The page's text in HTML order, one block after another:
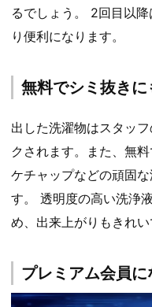
るでしょう。 2回目以
り便利になります。
無料でシミ抜きに
出した洗濯物はスタッ
クされます。また、無
ケチャップなどの頑固
す。 透明度の高い洗浄
め、出来上がりもきれい
プレミアム会員